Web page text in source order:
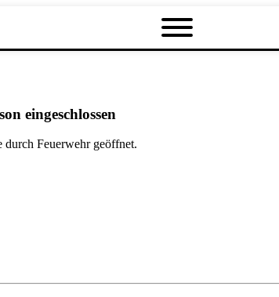
eingeschlossen
durch Feuerwehr geöffnet.